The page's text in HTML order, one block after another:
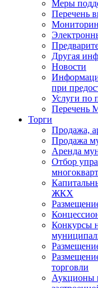
Меры
Перечень
Другая
Новости
при
Услуги по
Перечень
Торги
Продажа,
Продажа
Аренда
Отбор
ЖКХ
Конкурсы
торговли
Аукционы